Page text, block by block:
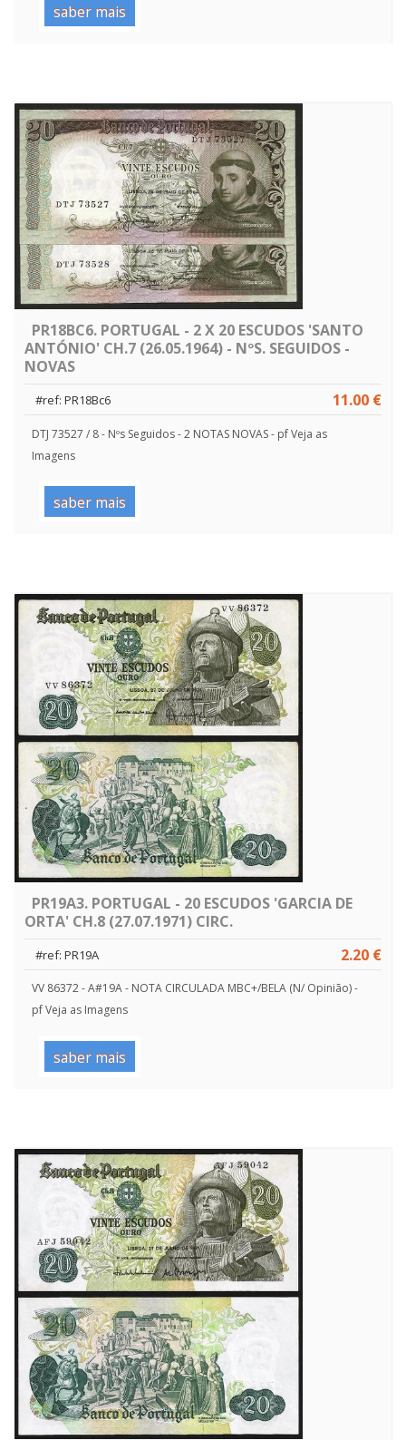
saber mais
PR18BC6. PORTUGAL - 2 X 20 ESCUDOS 'SANTO
ANTÓNIO' CH.7 (26.05.1964) - NºS. SEGUIDOS -
NOVAS
11.00 €
#ref: PR18Bc6
DTJ 73527 / 8 - Nºs Seguidos - 2 NOTAS NOVAS - pf Veja as
Imagens
saber mais
PR19A3. PORTUGAL - 20 ESCUDOS 'GARCIA DE
ORTA' CH.8 (27.07.1971) CIRC.
2.20 €
#ref: PR19A
VV 86372 - A#19A - NOTA CIRCULADA MBC+/BELA (N/ Opinião) -
pf Veja as Imagens
saber mais